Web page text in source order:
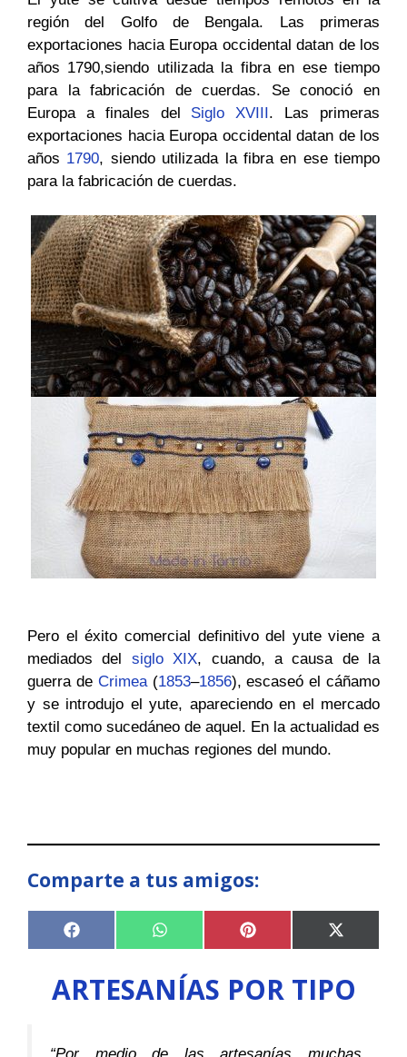
región del Golfo de Bengala. Las primeras
exportaciones hacia Europa occidental datan de los
años 1790,siendo utilizada la fibra en ese tiempo
para la fabricación de cuerdas. Se conoció en
Europa a finales del Siglo XVIII. Las primeras
exportaciones hacia Europa occidental datan de los
años 1790, siendo utilizada la fibra en ese tiempo
para la fabricación de cuerdas.
Pero el éxito comercial definitivo del yute viene a
mediados del siglo XIX, cuando, a causa de la
guerra de Crimea(1853–1856), escaseó el cáñamo
y se introdujo el yute, apareciendo en el mercado
textil como sucedáneo de aquel. En la actualidad es
muy popular en muchas regiones del mundo.
Comparte a tus amigos:
Compartir
en
F
a
e
b
k
Compartir
en
W
h
t
s
p
Compartir
en
P
i
t
e
s
en
X
(
w
i
e
ARTESANÍAS POR TIPO